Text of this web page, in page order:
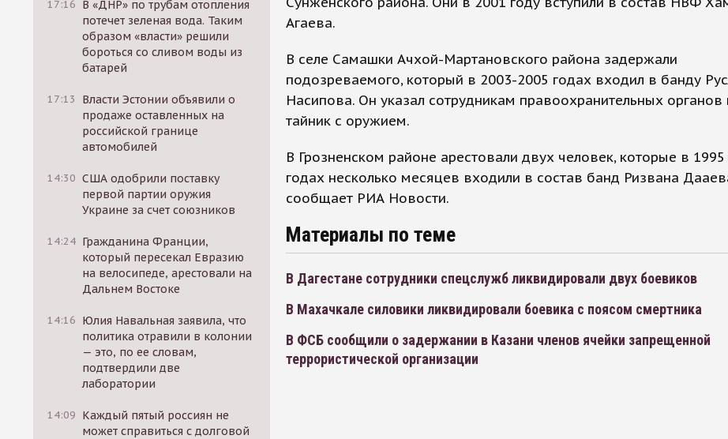
17:16 В «ДНР» по трубам отопления
потечет зеленая вода. Таким
образом «власти» решили
бороться со сливом воды из
батарей
17:13
Власти Эстонии объявили о
продаже оставленных на
российской границе
автомобилей
14:30 США одобрили поставку
первой партии оружия
Украине за счет союзников
14:24 Гражданина Франции,
который пересекал Евразию
на велосипеде, арестовали на
Дальнем Востоке
14:16 Юлия Навальная заявила, что
политика отравили в колонии
— это, по ее словам,
подтвердили две
лаборатории
14:09 Каждый пятый россиян не
может справиться с долговой
Агаева.
В селе Самашки Ачхой-Мартановского района задержали
подозреваемого, который в 2003-2005 годах входил в банду
Насипова. Он указал сотрудникам правоохранительных органов
тайник с оружием.
В Грозненском районе арестовали двух человек, которые в
годах несколько месяцев входили в состав банд Ризвана
сообщает РИА Новости.
Материалы по теме
В Дагестане сотрудники спецслужб ликвидировали двух боевиков
В Махачкале силовики ликвидировали боевика с поясом смертника
В ФСБ сообщили о задержании в Казани членов ячейки запрещенной
террористической организации